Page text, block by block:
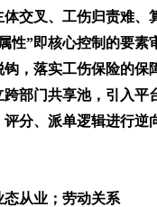
交叉、工伤归责难
性”即核心控制的要
，落实工伤保险的
部门共享池，引入
分、派单逻辑进行
态从业；劳动关系